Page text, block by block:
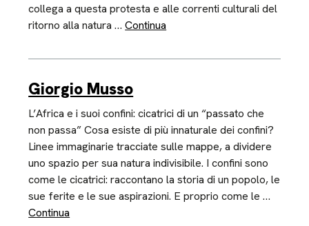
collega a questa protesta e alle correnti culturali del
ritorno alla natura …Continua
Giorgio Musso
L’Africa e i suoi confini: cicatrici di un “passato che
non passa” Cosa esiste di più innaturale dei confini?
Linee immaginarie tracciate sulle mappe, a dividere
uno spazio per sua natura indivisibile. I confini sono
come le cicatrici: raccontano la storia di un popolo, le
sue ferite e le sue aspirazioni. E proprio come le …
Continua